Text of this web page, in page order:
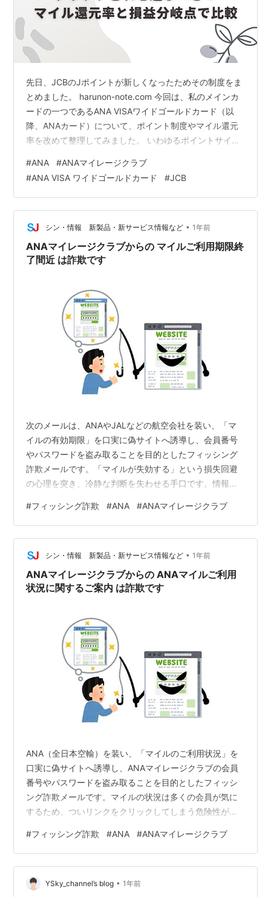
先日、JCBのJポイントが新しくなったためその制度をま
とめました。 harunon-note.com 今回は、私のメインカ
ードの一つであるANA VISAワイドゴールドカード（以
降、ANAカード）について、ポイント制度やマイル還元
率を改めて整理してみました。 いわゆるポイントサイト
はないのでここでは割愛して、純粋なANAカードの機能
を検討対象としています。 また、ANAカードと他カード
の使い分けも簡単にまとめておこうと思います。 1. VISA
カードとしての基本のポイント制度 提携カード（ANAカ
ード）では対象外となる主な特典 提携カード…
#ANA #ANAマイレージクラブ
#ANA VISA ワイドゴールドカード #JCB
シン・情報 新製品・新サービス情報など • 1年前
ANAマイレージクラブからの マイルご利用期限終
了間近 は詐欺です
次のメールは、ANAやJALなどの航空会社を装い、「マ
イルの有効期限」を口実に偽サイトへ誘導し、会員番号
やパスワードを盗み取ることを目的としたフィッシング
詐欺メールです。「マイルが失効する」という損失回避
の心理を突き、冷静な判断を失わせる手口です。情報を
害に繋がります。■件名： マイルご利用期限終了間近
「マイルご利用期限終了間近」という件名で、マイルが
間もなく失効するという危機感を煽り、利用者に確認を
急がせます。■送信元： ANAマイレージクラブ <ランダ
ム文字列@goy.com>送信元のアドレスを分析した結果、
航空会社とは全く関係のないドメ…
#フィッシング詐欺 #ANA #ANAマイレージクラブ
シン・情報 新製品・新サービス情報など • 1年前
ANAマイレージクラブからの ANAマイルご利用
状況に関するご案内 は詐欺です
ANA（全日本空輸）を装い、「マイルのご利用状況」を
口実に偽サイトへ誘導し、ANAマイレージクラブの会員
番号やパスワードを盗み取ることを目的としたフィッシ
ング詐欺メールです。マイルの状況は多くの会員が気に
するため、ついリンクをクリックしてしまう危険性が高
るなどの直接的な被害に繋がります。■件名： ANAマイ
ルご利用状況に関するご案内 「マイルご利用状況に関す
るご案内」という件名で、マイルの有効期限や不正利用
の可能性を匂わせ、利用者に確認を促します。■送信
#フィッシング詐欺 #ANA #ANAマイレージクラブ
YSky_channel’s blog • 1年前